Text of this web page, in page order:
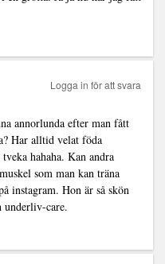
annorlunda efter man fått
Har alltid velat föda
hahaha. Kan andra
som man kan träna
instagram. Hon är så skön
underliv-care.
Logga in för att svara